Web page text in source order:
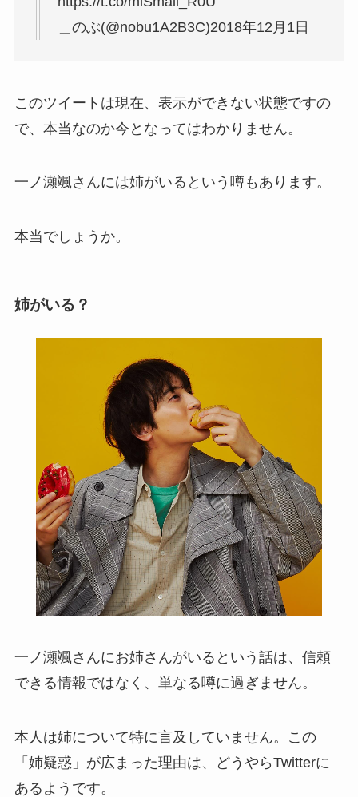
＿のぶ(@nobu1A2B3C)2018年12月1日
このツイートは現在、表示ができない状態ですの
で、本当なのか今となってはわかりません。
一ノ瀬颯さんには姉がいるという噂もあります。
本当でしょうか。
姉がいる？
一ノ瀬颯さんにお姉さんがいるという話は、信頼
できる情報ではなく、単なる噂に過ぎません。
本人は姉について特に言及していません。この
「姉疑惑」が広まった理由は、どうやらTwitterに
あるようです。